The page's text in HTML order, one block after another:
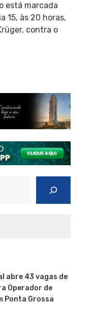
está marcada
15, às 20 horas,
contra o
abre 43 vagas de
Operador de
Ponta Grossa